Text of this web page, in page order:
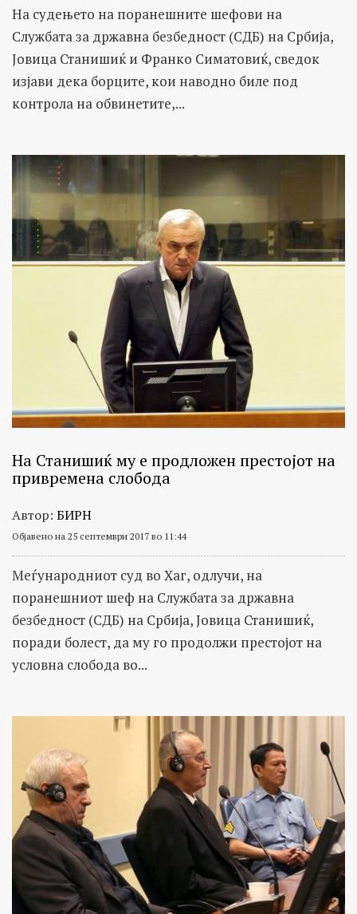
На судењето на поранешните шефови на
Службата за државна безбедност (СДБ) на Србија,
Јовица Станишиќ и Франко Симатовиќ, сведок
изјави дека борците, кои наводно биле под
контрола на обвинетите,...
На Станишиќ му е продложен престојот на
привремена слобода
Автор: БИРН
Објавено на 25 септември 2017 во 11:44
Меѓународниот суд во Хаг, одлучи, на
поранешниот шеф на Службата за државна
безбедност (СДБ) на Србија, Јовица Станишиќ,
поради болест, да му го продолжи престојот на
условна слобода во...